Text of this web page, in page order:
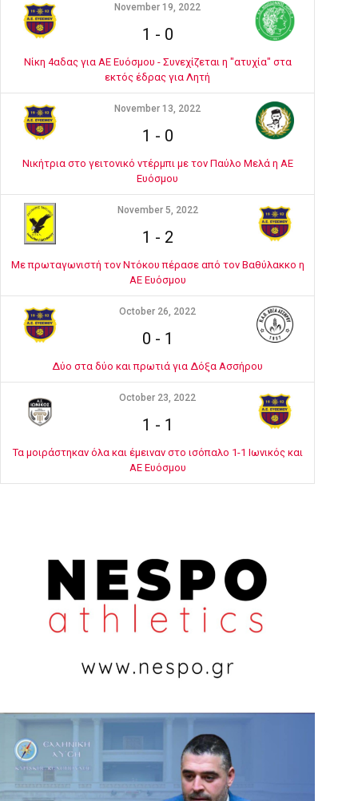
November 19, 2022
1 - 0
Νίκη 4αδας για ΑΕ Ευόσμου - Συνεχίζεται η "ατυχία" στα
εκτός έδρας για Λητή
November 13, 2022
1 - 0
Νικήτρια στο γειτονικό ντέρμπι με τον Παύλο Μελά η ΑΕ
Ευόσμου
November 5, 2022
1 - 2
Με πρωταγωνιστή τον Ντόκου πέρασε από τον Βαθύλακκο η
ΑΕ Ευόσμου
October 26, 2022
0 - 1
Δύο στα δύο και πρωτιά για Δόξα Ασσήρου
October 23, 2022
1 - 1
Τα μοιράστηκαν όλα και έμειναν στο ισόπαλο 1-1 Ιωνικός και
ΑΕ Ευόσμου